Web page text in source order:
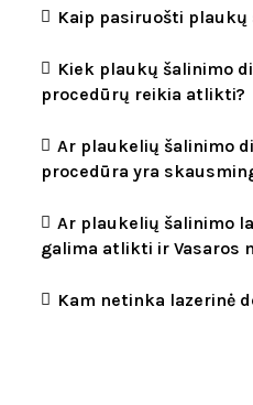
Kaip pasiruošti plaukų
Kiek plaukų šalinimo
procedūrų reikia atlikti?
Ar plaukelių šalinimo
procedūra yra
Ar plaukelių šalinimo
galima atlikti ir Vasaros
Kam netinka lazerinė